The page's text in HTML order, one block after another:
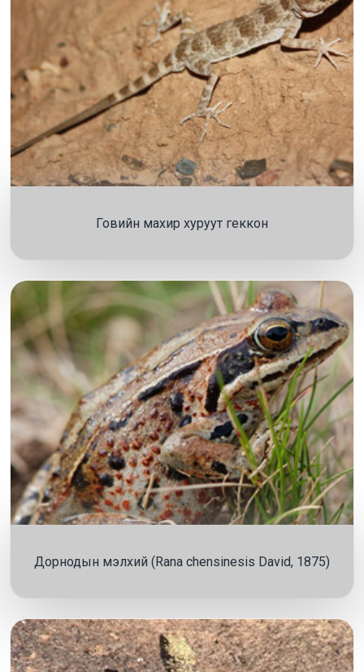
Говийн махир хуруут геккон
Дорнодын мэлхий (Rana chensinesis David, 1875)